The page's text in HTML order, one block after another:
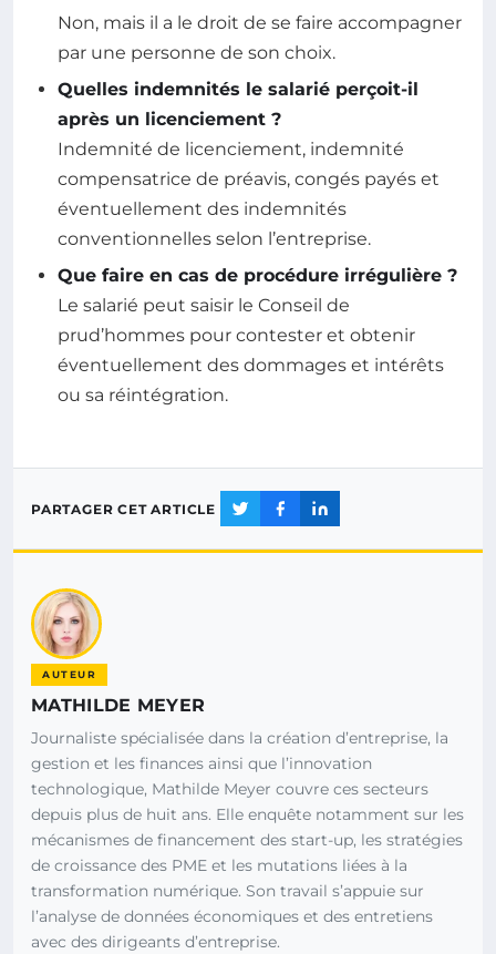
Non, mais il a le droit de se faire accompagner
par une personne de son choix.
Quelles indemnités le salarié perçoit-il
après un licenciement ?
Indemnité de licenciement, indemnité
compensatrice de préavis, congés payés et
éventuellement des indemnités
conventionnelles selon l’entreprise.
Que faire en cas de procédure irrégulière ?
Le salarié peut saisir le Conseil de
prud’hommes pour contester et obtenir
éventuellement des dommages et intérêts
ou sa réintégration.
PARTAGER CET ARTICLE
AUTEUR
MATHILDE MEYER
Journaliste spécialisée dans la création d’entreprise, la
gestion et les finances ainsi que l’innovation
technologique, Mathilde Meyer couvre ces secteurs
depuis plus de huit ans. Elle enquête notamment sur les
mécanismes de financement des start-up, les stratégies
de croissance des PME et les mutations liées à la
transformation numérique. Son travail s’appuie sur
l’analyse de données économiques et des entretiens
avec des dirigeants d’entreprise.